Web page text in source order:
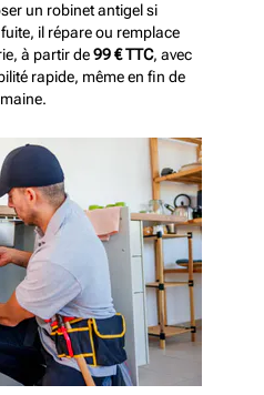
un robinet antigel si
il répare ou remplace
à partir de99 € TTC, avec
rapide, même en fin de